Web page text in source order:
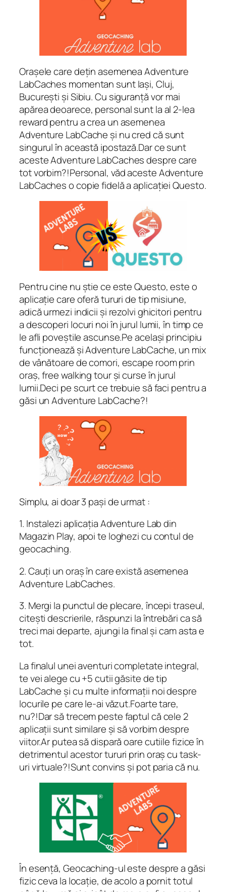
Orașele care dețin asemenea Adventure
LabCaches momentan sunt Iași, Cluj,
București și Sibiu. Cu siguranță vor mai
apărea deoarece, personal sunt la al 2-lea
reward pentru a crea un asemenea
Adventure LabCache și nu cred că sunt
singurul în această ipostază.Dar ce sunt
aceste Adventure LabCaches despre care
tot vorbim?!Personal, văd aceste Adventure
LabCaches o copie fidelă a aplicației Questo.
Pentru cine nu știe ce este Questo, este o
aplicație care oferă tururi de tip misiune,
adică urmezi indicii și rezolvi ghicitori pentru
a descoperi locuri noi în jurul lumii, în timp ce
le afli poveștile ascunse.Pe același principiu
funcționează și Adventure LabCache, un mix
de vânătoare de comori, escape room prin
oraș, free walking tour și curse în jurul
lumii.Deci pe scurt ce trebuie să faci pentru a
găsi un Adventure LabCache?!
Simplu, ai doar 3 pași de urmat :
1. Instalezi aplicația Adventure Lab din
Magazin Play, apoi te loghezi cu contul de
geocaching.
2. Cauți un oraș în care există asemenea
Adventure LabCaches.
3. Mergi la punctul de plecare, începi traseul,
citești descrierile, răspunzi la întrebări ca să
treci mai departe, ajungi la final și cam asta e
tot.
La finalul unei aventuri completate integral,
te vei alege cu +5 cutii găsite de tip
LabCache și cu multe informații noi despre
locurile pe care le-ai văzut.Foarte tare,
nu?!Dar să trecem peste faptul că cele 2
aplicații sunt similare și să vorbim despre
viitor.Ar putea să dispară oare cutiile fizice în
detrimentul acestor tururi prin oraș cu task-
uri virtuale?!Sunt convins și pot paria că nu.
În esență, Geocaching-ul este despre a găsi
fizic ceva la locație, de acolo a pornit totul